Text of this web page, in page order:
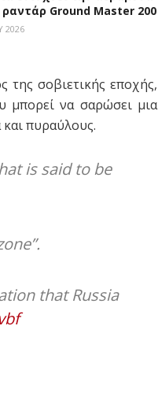
ραντάρ Ground Master 200
2026
σοβιετικής εποχής,
μπορεί να σαρώσει μια
πυραύλους.
is said to be
that Russia